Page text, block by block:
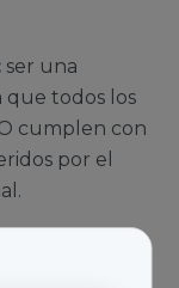
ser una
que todos los
cumplen con
por el